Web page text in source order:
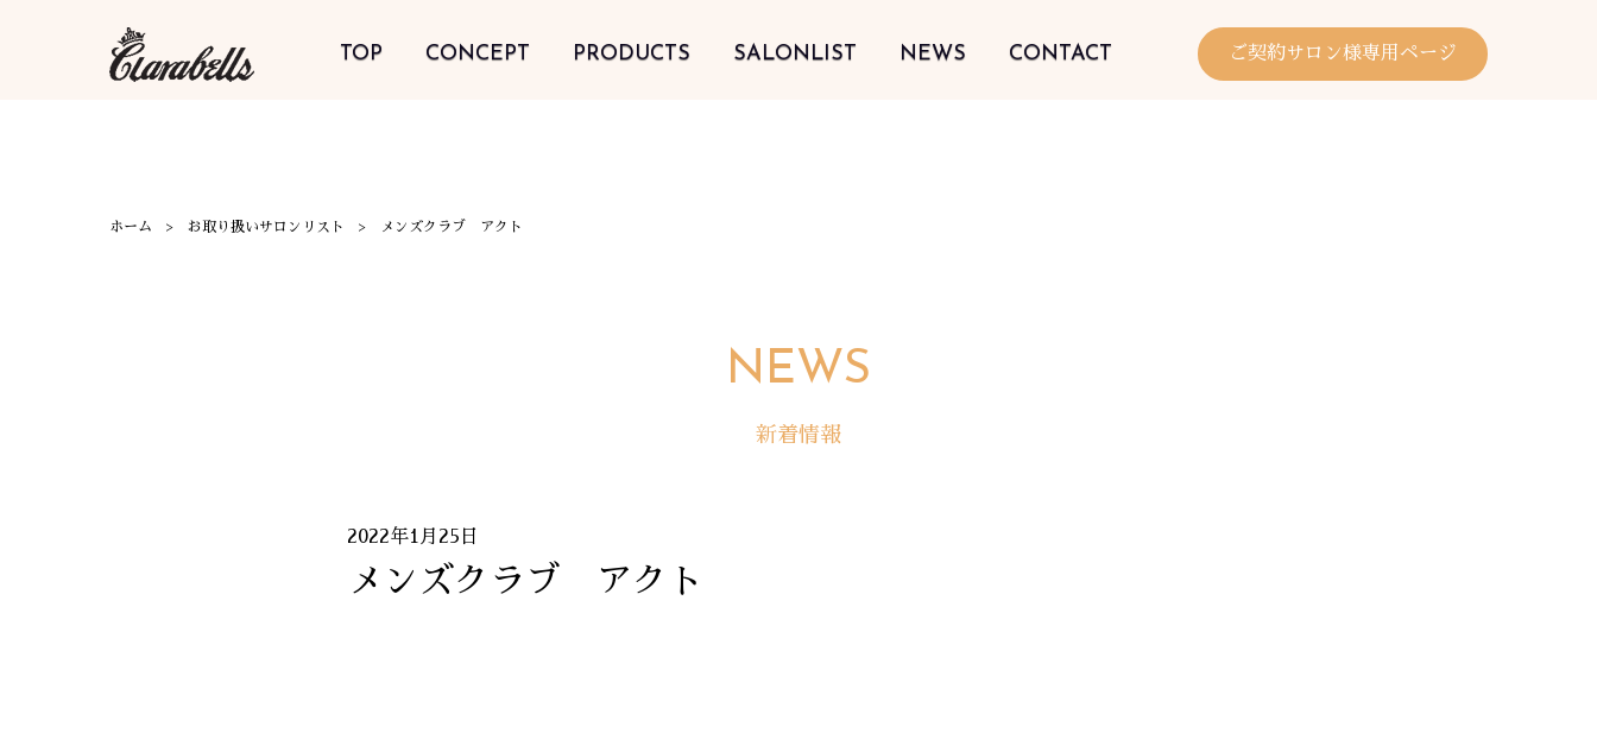
TOP CONCEPT PRODUCTS SALONLIST NEWS CONTACT ご契約サロン様専用ページ
ホーム お取り扱いサロンリスト メンズクラブ アクト
NEWS
新着情報
2022年1月25日
メンズクラブ アクト